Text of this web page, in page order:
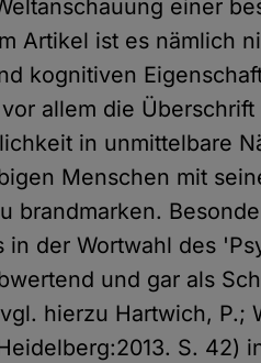
einer
Artikel ist es nämlich
kognitiven
allem die
in unmittelbare
Menschen mit
brandmarken.
in der Wortwahl des
und gar als
hierzu Hartwich, P.;
S. 42)